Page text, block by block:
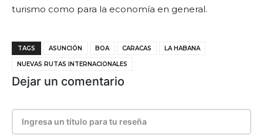
turismo como para la economía en general.
TAGS ASUNCIÓN BOA CARACAS LA HABANA
NUEVAS RUTAS INTERNACIONALES
Dejar un comentario